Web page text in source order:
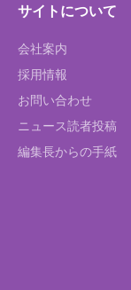
サイトについて
会社案内
採用情報
お問い合わせ
ニュース読者投稿
編集長からの手紙